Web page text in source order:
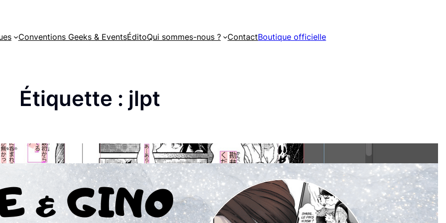
Conventions Geeks & EventsÉditoQui sommes-nous ? ContactBoutique officielle
Étiquette : jlpt